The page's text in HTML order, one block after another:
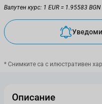
Валутен курс: 1 EUR = 1.95583 BGN
* Снимките са с илюстративен
Описание